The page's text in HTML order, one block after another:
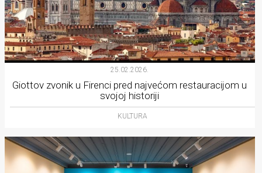
25.02.2026.
Giottov zvonik u Firenci pred najvećom restauracijom u
svojoj historiji
KULTURA